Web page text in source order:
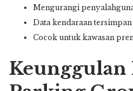
Mengurangi
Data kendaraan
Cocok untuk kawasan
Keunggulan